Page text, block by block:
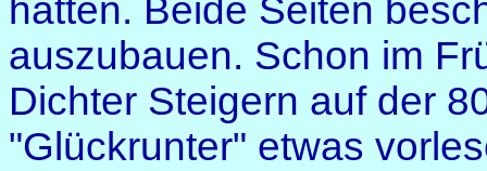
hatten. Beide Seiten
auszubauen. Schon im
Dichter Steigern auf der
"Glückrunter" etwas